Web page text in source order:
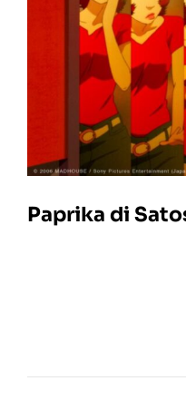
Paprika di